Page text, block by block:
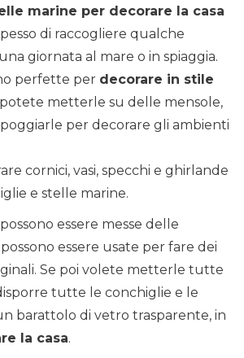
marine per decorare la casa
di raccogliere qualche
giornata al mare o in spiaggia.
perfette per decorare in stile
potete metterle su delle mensole,
per decorare gli ambienti
cornici, vasi, specchi e ghirlande
e stelle marine.
essere messe delle
essere usate per fare dei
Se poi volete metterle tutte
tutte le conchiglie e le
barattolo di vetro trasparente, in
la casa.